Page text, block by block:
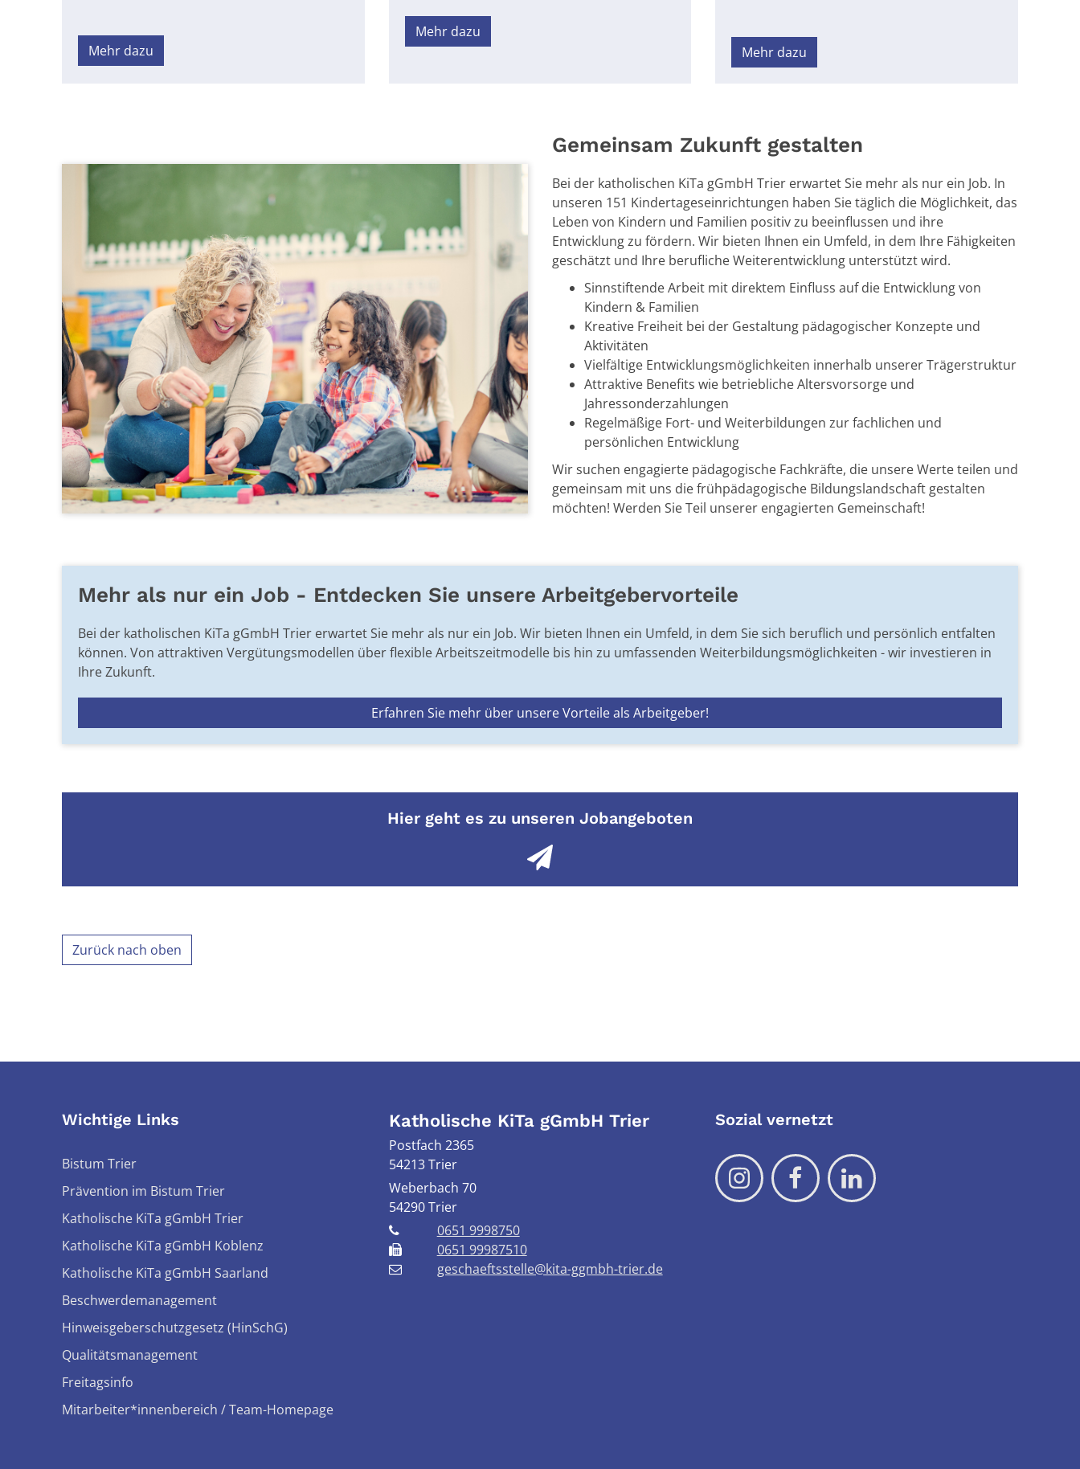
Mehr dazu
Mehr dazu
Mehr dazu
Gemeinsam Zukunft gestalten
Bei der katholischen KiTa gGmbH Trier erwartet Sie mehr als nur ein Job. In
unseren 151 Kindertageseinrichtungen haben Sie täglich die Möglichkeit, das
Leben von Kindern und Familien positiv zu beeinflussen und ihre
Entwicklung zu fördern. Wir bieten Ihnen ein Umfeld, in dem Ihre Fähigkeiten
geschätzt und Ihre berufliche Weiterentwicklung unterstützt wird.
Sinnstiftende Arbeit mit direktem Einfluss auf die Entwicklung von
Kindern & Familien
Kreative Freiheit bei der Gestaltung pädagogischer Konzepte und
Aktivitäten
Vielfältige Entwicklungsmöglichkeiten innerhalb unserer Trägerstruktur
Attraktive Benefits wie betriebliche Altersvorsorge und
Jahressonderzahlungen
Regelmäßige Fort- und Weiterbildungen zur fachlichen und
persönlichen Entwicklung
Wir suchen engagierte pädagogische Fachkräfte, die unsere Werte teilen und
gemeinsam mit uns die frühpädagogische Bildungslandschaft gestalten
möchten! Werden Sie Teil unserer engagierten Gemeinschaft!
Mehr als nur ein Job - Entdecken Sie unsere Arbeitgebervorteile
Bei der katholischen KiTa gGmbH Trier erwartet Sie mehr als nur ein Job. Wir bieten Ihnen ein Umfeld, in dem Sie sich beruflich und persönlich entfalten
können. Von attraktiven Vergütungsmodellen über flexible Arbeitszeitmodelle bis hin zu umfassenden Weiterbildungsmöglichkeiten - wir investieren in
Ihre Zukunft.
Erfahren Sie mehr über unsere Vorteile als Arbeitgeber!
Hier geht es zu unseren Jobangeboten
Zurück nach oben
Wichtige Links
Bistum Trier
Prävention im Bistum Trier
Katholische KiTa gGmbH Trier
Katholische KiTa gGmbH Koblenz
Katholische KiTa gGmbH Saarland
Beschwerdemanagement
Hinweisgeberschutzgesetz (HinSchG)
Qualitätsmanagement
Freitagsinfo
Mitarbeiter*innenbereich / Team-Homepage
Katholische KiTa gGmbH Trier
Postfach 2365
54213 Trier
Weberbach 70
54290Trier
0651 9998750
0651 99987510
geschaeftsstelle@kita-ggmbh-trier.de
Sozial vernetzt